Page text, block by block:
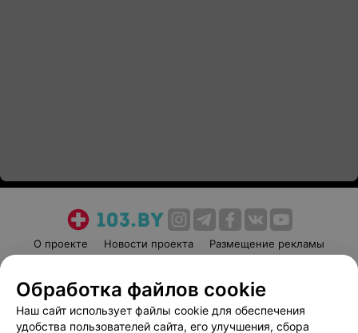
О проекте Новости проекта
Размещение рекламы
Пользовательское соглашение
Способы оплаты
Вакансии
Партнеры
Обработка файлов cookie
Наш сайт использует файлы cookie для обеспечения
удобства пользователей сайта, его улучшения, сбора